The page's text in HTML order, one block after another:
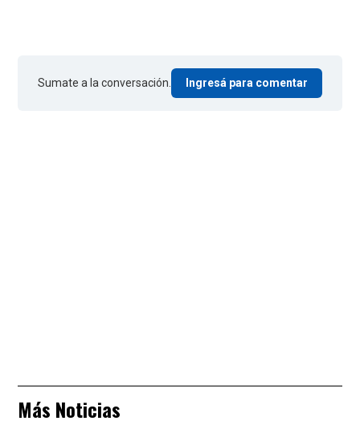
Sumate a la conversación. Ingresá para comentar
Más Noticias